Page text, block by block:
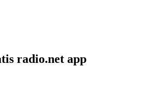
radio.net app